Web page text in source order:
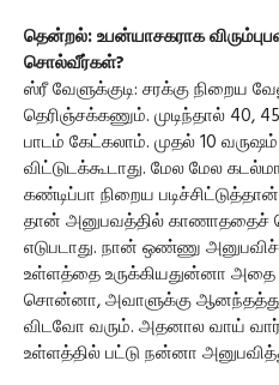
தென்றல்: உபன்யாசகராக
சொல்வீர்கள்?
ஸ்ரீ வேளுக்குடி: சரக்கு நிறைய
தெரிஞ்சக்கணும். முடிந்தால் 40,
பாடம் கேட்கலாம். முதல் 10 வருஷம்
விட்டுடக்கூடாது. மேல மேல
கண்டிப்பா நிறைய
தான் அனுபவத்தில் காணாததைச்
எடுபடாது. நான் ஒண்ணு
உள்ளத்தை உருக்கியதுன்னா அதை
சொன்னா, அவாளுக்கு
விடவோ வரும். அதனால வாய்
உள்ளத்தில் பட்டு நன்னா